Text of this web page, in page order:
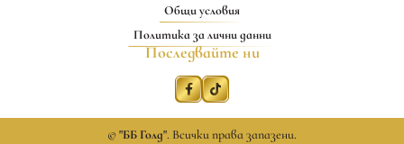
Общи условия
Политика за лични данни
Последвайте ни
©"ББ Голд". Всички права запазени.